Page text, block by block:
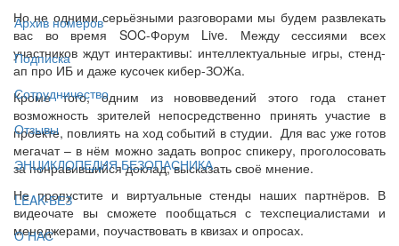
Архив номеров
Подписка
Сотрудничество
Отзывы
ЭНЦИКЛОПЕДИЯ БЕЗОПАСНИКА
LEAK-БЕЗ
О НАС
Но не одними серьёзными разговорами мы будем развлекать
вас во время SOC-Форум Live. Между сессиями всех
участников ждут интерактивы: интеллектуальные игры, стенд-
ап про ИБ и даже кусочек кибер-ЗОЖа.
Кроме того, одним из нововведений этого года станет
возможность зрителей непосредственно принять участие в
проекте, повлиять на ход событий в студии. Для вас уже готов
мегачат – в нём можно задать вопрос спикеру, проголосовать
за понравившийся доклад, высказать своё мнение.
Не пропустите и виртуальные стенды наших партнёров. В
видеочате вы сможете пообщаться с техспециалистами и
менеджерами, поучаствовать в квизах и опросах.